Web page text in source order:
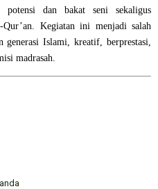
potensi dan bakat seni sekaligus
Qur’an. Kegiatan ini menjadi salah
generasi Islami, kreatif, berprestasi,
madrasah.